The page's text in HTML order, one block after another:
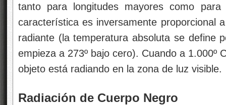
tanto para longitudes mayores como
característica es inversamente proporcional
radiante (la temperatura absoluta se define
empieza a 273º bajo cero). Cuando a 1.000º
objeto está radiando en la zona de luz visible.
Radiación de Cuerpo Negro